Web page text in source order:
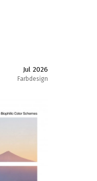
Jul 2026
Farbdesign